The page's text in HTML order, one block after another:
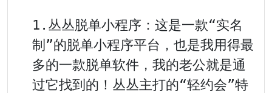
1.丛丛脱单小程序：这是一款“实名
制”的脱单小程序平台，也是我用得最
多的一款脱单软件，我的老公就是通
过它找到的！丛丛主打的“轻约会”特